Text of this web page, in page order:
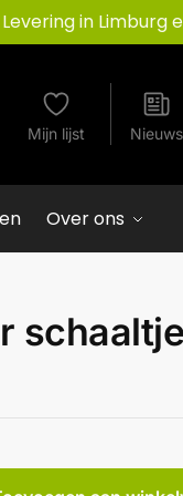
Levering in Limburg
Mijn lijst Nieuws
Over ons
schaaltje